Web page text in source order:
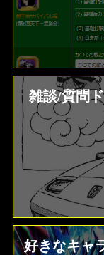
雑談/質問ドラゴンボールレジェンズ掲示
好きなキャラから選ぶチーム編成【パーテ